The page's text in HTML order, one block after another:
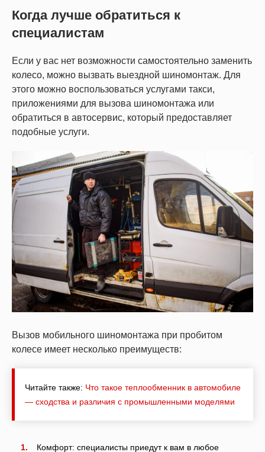
Когда лучше обратиться к
специалистам
Если у вас нет возможности самостоятельно заменить
колесо, можно вызвать выездной шиномонтаж. Для
этого можно воспользоваться услугами такси,
приложениями для вызова шиномонтажа или
обратиться в автосервис, который предоставляет
подобные услуги.
Вызов мобильного шиномонтажа при пробитом
колесе имеет несколько преимуществ:
Читайте также: Что такое теплообменник в автомобиле
— сходства и различия с промышленными моделями
Комфорт: специалисты приедут к вам в любое